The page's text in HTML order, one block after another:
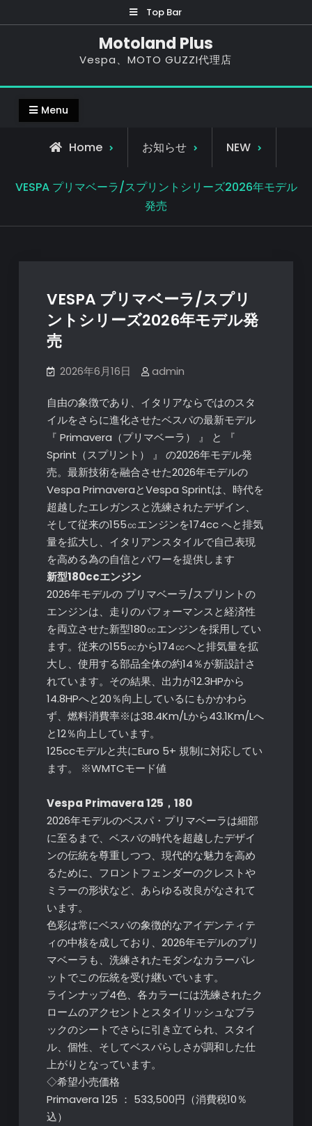
to
Top Bar
Motoland Plus
Vespa、MOTO GUZZI代理店
Menu
Home お知らせ NEW
VESPA プリマベーラ/スプリントシリーズ2026年モデル
発売
VESPA プリマベーラ/スプリ
ントシリーズ2026年モデル発
売
2026年6月16日 admin
自由の象徴であり、イタリアならではのスタ
イルをさらに進化させたベスパの最新モデル
『 Primavera（プリマベーラ） 』 と 『
Sprint（スプリント） 』 の2026年モデル発
売。最新技術を融合させた2026年モデルの
Vespa PrimaveraとVespa Sprintは、時代を
超越したエレガンスと洗練されたデザイン、
そして従来の155㏄エンジンを174cc へと排気
量を拡大し、イタリアンスタイルで自己表現
を高める為の自信とパワーを提供します
新型180ccエンジン
2026年モデルの プリマベーラ/スプリントの
エンジンは、走りのパフォーマンスと経済性
を両立させた新型180㏄エンジンを採用してい
ます。従来の155㏄から174㏄へと排気量を拡
大し、使用する部品全体の約14％が新設計さ
れています。その結果、出力が12.3HPから
14.8HPへと20％向上しているにもかかわら
ず、燃料消費率※は38.4Km/Lから43.1Km/Lへ
と12％向上しています。
125ccモデルと共にEuro 5+ 規制に対応してい
ます。 ※WMTCモード値
Vespa Primavera 125，180
2026年モデルのベスパ・プリマベーラは細部
に至るまで、ベスパの時代を超越したデザイ
ンの伝統を尊重しつつ、現代的な魅力を高め
るために、フロントフェンダーのクレストや
ミラーの形状など、あらゆる改良がなされて
います。
色彩は常にベスパの象徴的なアイデンティテ
ィの中核を成しており、2026年モデルのプリ
マベーラも、洗練されたモダンなカラーパレ
ットでこの伝統を受け継いでいます。
ラインナップ4色、各カラーには洗練されたク
ロームのアクセントとスタイリッシュなブラ
ックのシートでさらに引き立てられ、スタイ
ル、個性、そしてベスパらしさが調和した仕
上がりとなっています。
◇希望小売価格
Primavera 125 ： 533,500円（消費税10％
込）